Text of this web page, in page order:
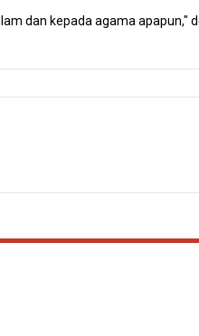
dan kepada agama apapun,"